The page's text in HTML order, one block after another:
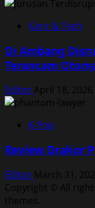
Karir & Tech
Di Ambang
Terancam
Editor April 18, 2026
K-Pop
Review Drakor
Editor March 31,
Copyright © All
themes.